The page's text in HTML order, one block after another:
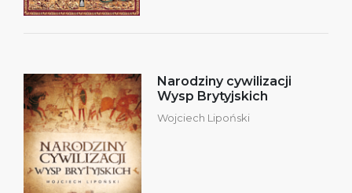
Narodziny cywilizacji
Wysp Brytyjskich
Wojciech Lipoński